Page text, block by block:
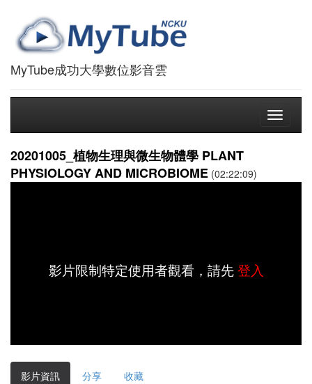
MyTube成功大學數位影音雲
Toggle
20201005_植物生理與微生物體學 PLANT
PHYSIOLOGY AND MICROBIOME (02:22:09)
影片限制特定使用者觀看，請先登入
影片資訊 分享 收藏